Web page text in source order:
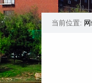
当前位置: